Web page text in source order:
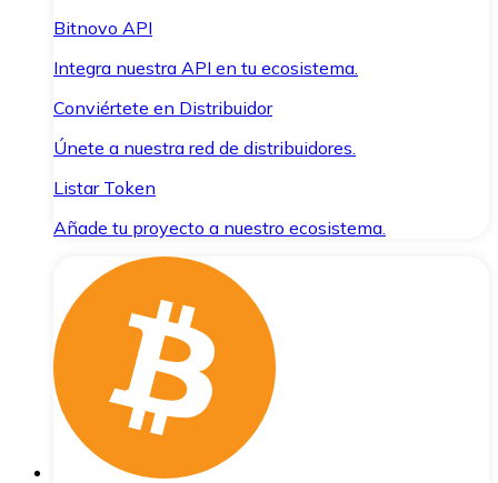
Bitnovo API
Integra nuestra API en tu ecosistema.
Conviértete en Distribuidor
Únete a nuestra red de distribuidores.
Listar Token
Añade tu proyecto a nuestro ecosistema.